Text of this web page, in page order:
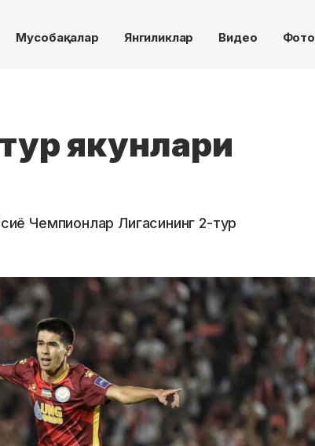
Мусобақалар Янгиликлар Видео Фото
якунлари
Чемпионлар Лигасининг 2-тур